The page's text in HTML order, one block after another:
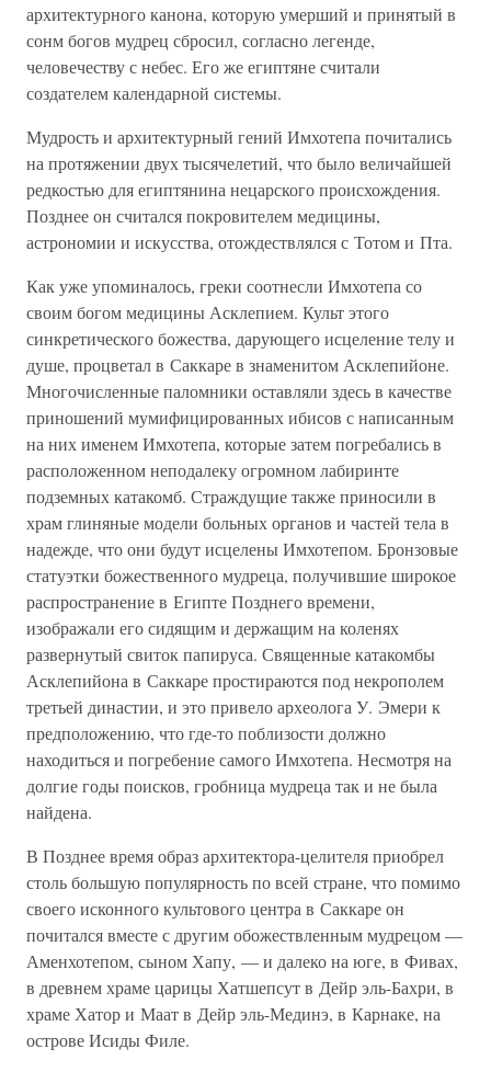
архитектурного канона, которую умерший и принятый в
сонм богов мудрец сбросил, согласно легенде,
человечеству с небес. Его же египтяне считали
создателем календарной системы.
Мудрость и архитектурный гений Имхотепа почитались
на протяжении двух тысячелетий, что было величайшей
редкостью для египтянина нецарского происхождения.
Позднее он считался покровителем медицины,
астрономии и искусства, отождествлялся с Тотом и Пта.
Как уже упоминалось, греки соотнесли Имхотепа со
своим богом медицины Асклепием. Культ этого
синкретического божества, дарующего исцеление телу и
душе, процветал в Саккаре в знаменитом Асклепийоне.
Многочисленные паломники оставляли здесь в качестве
приношений мумифицированных ибисов с написанным
на них именем Имхотепа, которые затем погребались в
расположенном неподалеку огромном лабиринте
подземных катакомб. Страждущие также приносили в
храм глиняные модели больных органов и частей тела в
надежде, что они будут исцелены Имхотепом. Бронзовые
статуэтки божественного мудреца, получившие широкое
распространение в Египте Позднего времени,
изображали его сидящим и держащим на коленях
развернутый свиток папируса. Священные катакомбы
Асклепийона в Саккаре простираются под некрополем
третьей династии, и это привело археолога У. Эмери к
предположению, что где-то поблизости должно
находиться и погребение самого Имхотепа. Несмотря на
долгие годы поисков, гробница мудреца так и не была
найдена.
В Позднее время образ архитектора-целителя приобрел
столь большую популярность по всей стране, что помимо
своего исконного культового центра в Саккаре он
почитался вместе с другим обожествленным мудрецом —
Аменхотепом, сыном Хапу, — и далеко на юге, в Фивах,
в древнем храме царицы Хатшепсут в Дейр эль-Бахри, в
храме Хатор и Маат в Дейр эль-Мединэ, в Карнаке, на
острове Исиды Филе.